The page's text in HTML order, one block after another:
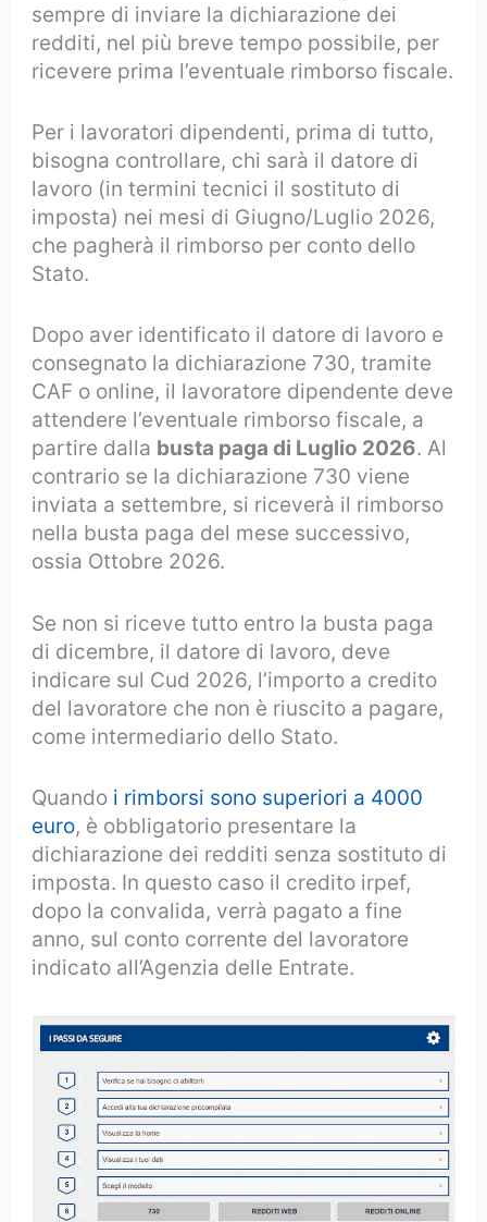
sempre di inviare la dichiarazione dei
redditi, nel più breve tempo possibile, per
ricevere prima l’eventuale rimborso fiscale.
Per i lavoratori dipendenti, prima di tutto,
bisogna controllare, chi sarà il datore di
lavoro (in termini tecnici il sostituto di
imposta) nei mesi di Giugno/Luglio 2026,
che pagherà il rimborso per conto dello
Stato.
Dopo aver identificato il datore di lavoro e
consegnato la dichiarazione 730, tramite
CAF o online, il lavoratore dipendente deve
attendere l’eventuale rimborso fiscale, a
partire dalla busta paga di Luglio 2026. Al
contrario se la dichiarazione 730 viene
inviata a settembre, si riceverà il rimborso
nella busta paga del mese successivo,
ossia Ottobre 2026.
Se non si riceve tutto entro la busta paga
di dicembre, il datore di lavoro, deve
indicare sul Cud 2026, l’importo a credito
del lavoratore che non è riuscito a pagare,
come intermediario dello Stato.
Quando i rimborsi sono superiori a 4000
euro, è obbligatorio presentare la
dichiarazione dei redditi senza sostituto di
imposta. In questo caso il credito irpef,
dopo la convalida, verrà pagato a fine
anno, sul conto corrente del lavoratore
indicato all’Agenzia delle Entrate.